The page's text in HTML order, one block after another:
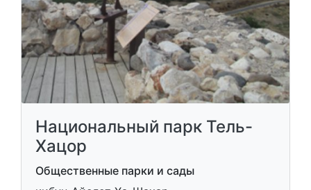
Национальный парк Тель-
Хацор
Общественные парки и сады